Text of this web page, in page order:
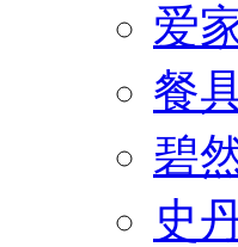
爱
餐
碧
史